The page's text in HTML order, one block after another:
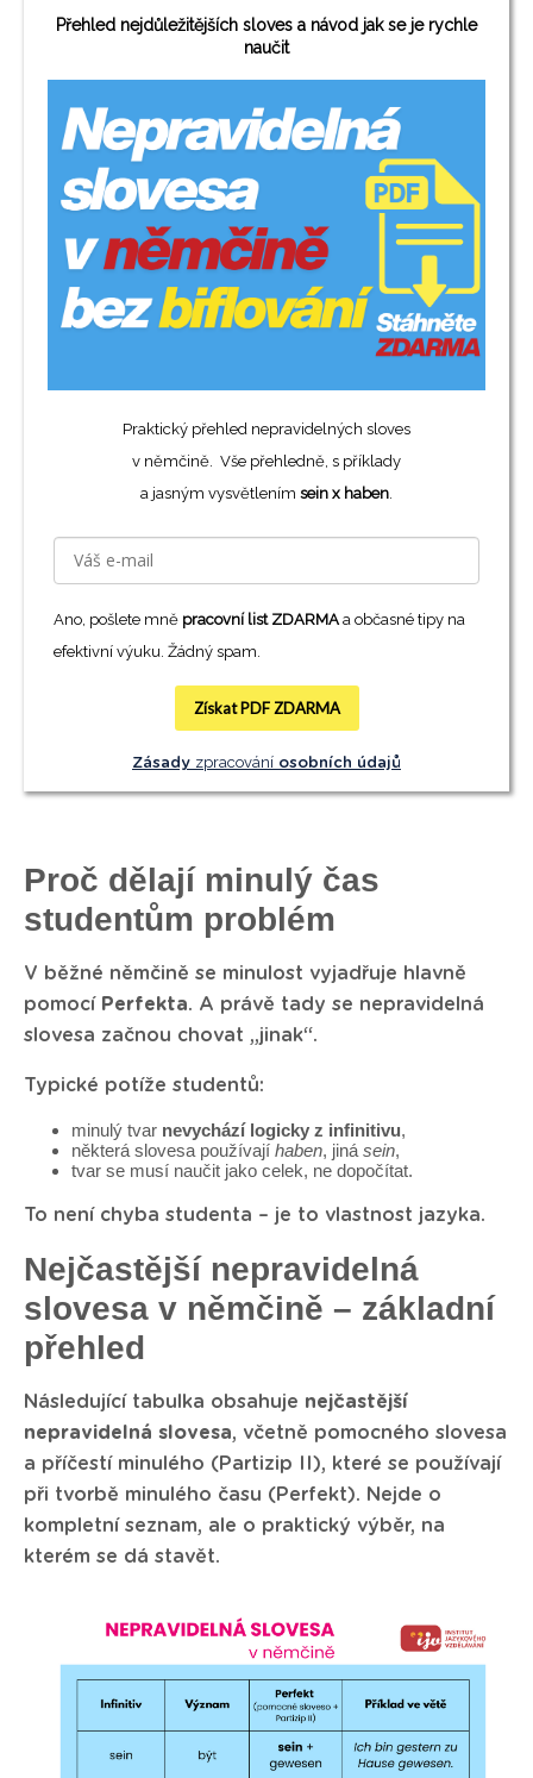
Přehled nejdůležitějších sloves a návod jak se je rychle
naučit
Praktický přehled nepravidelných sloves
v němčině. Vše přehledně, s příklady
a jasným vysvětlením sein x haben
Ano, pošlete mně pracovní list ZDARMA a občasné tipy na
efektivní výuku. Žádný spam.
Získat PDF ZDARMA
Zásady zpracování osobních údajů
Proč dělají minulý čas
studentům problém
V běžné němčině se minulost vyjadřuje hlavně
pomocí Perfekta. A právě tady se nepravidelná
slovesa začnou chovat „jinak“.
Typické potíže studentů:
minulý tvar nevychází logicky z infinitivu,
některá slovesa používají haben, jiná sein,
tvar se musí naučit jako celek, ne dopočítat.
To není chyba studenta – je to vlastnost jazyka.
Nejčastější nepravidelná
slovesa v němčině – základní
přehled
Následující tabulka obsahuje nejčastější
nepravidelná slovesa, včetně pomocného slovesa
a příčestí minulého (Partizip II), které se používají
při tvorbě minulého času (Perfekt). Nejde o
kompletní seznam, ale o praktický výběr, na
kterém se dá stavět.